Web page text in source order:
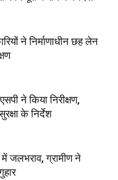
ने निर्माणाधीन छह लेन
ने किया निरीक्षण,
के निर्देश
जलभराव, ग्रामीण ने